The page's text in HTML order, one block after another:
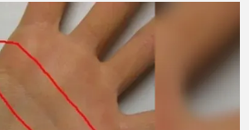
性』編集部
入手】『Number_i』平野紫耀と岸
ストロー「肺活量対決」動画、勝敗
と周囲で笑う元キンプ…
性』編集部 2026/8/3